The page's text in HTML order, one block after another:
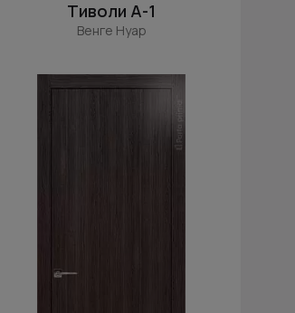
Тиволи А-1
Венге Нуар